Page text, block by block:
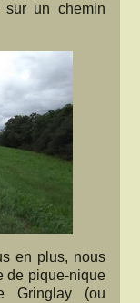
sur un chemin
en plus, nous
de pique-nique
Gringlay (ou